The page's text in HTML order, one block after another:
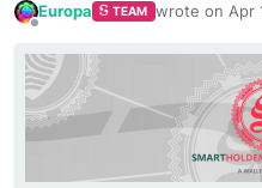
Europa TEAM wrote on Apr
last edited by